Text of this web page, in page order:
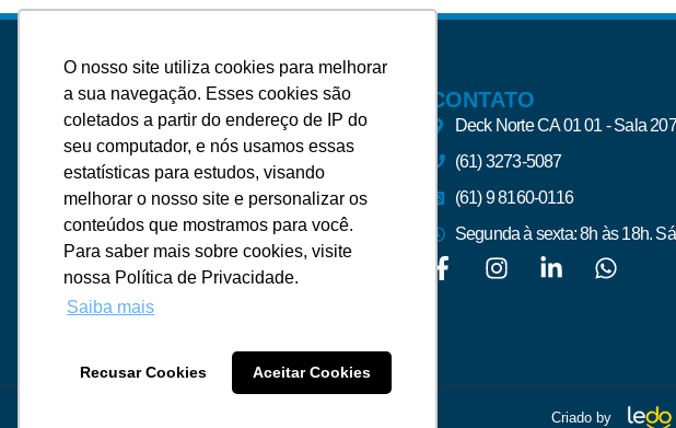
O nosso site utiliza cookies para melhorar
a sua navegação. Esses cookies são
coletados a partir do endereço de IP do
seu computador, e nós usamos essas
estatísticas para estudos, visando
melhorar o nosso site e personalizar os
conteúdos que mostramos para você.
Para saber mais sobre cookies, visite
nossa Política de Privacidade.
Saiba mais
Recusar Cookies Aceitar Cookies
A Silveira Imóveis – Imobiliária
Brasília e Região, foi fundada para
atender às necessidades de uma
administração de aluguéis e venda
de imóveis, de forma eficaz e segura.
CRECI
CONTATO
Deck Norte CA 01 01 - Sala
(61) 3273-5087
(61) 9 8160-0116
Segunda à sexta: 8h às 18h.
Criado by